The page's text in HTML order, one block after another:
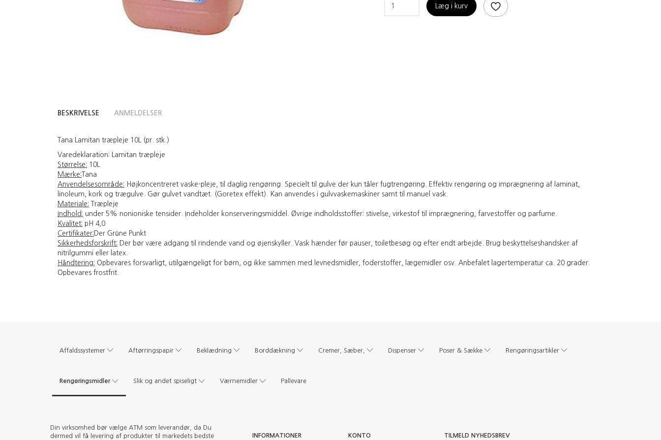
Læg i kurv
BESKRIVELSE ANMELDELSER
Tana Lamitan træpleje 10L (pr. stk.)
Varedeklaration:
Lamitan træpleje
Størrelse: 10L
Mærke:Tana
Anvendelsesområde: Højkoncentreret vaske-pleje, til daglig rengøring. Specielt til gulve der kun tåler fugtrengøring. Effektiv rengøring og imprægnering af laminat,
linoleum, kork og trægulve. Gør gulvet vandtæt. (Goretex effekt). Kan anvendes i gulvvaskemaskiner samt til manuel vask.
Materiale: Træpleje
Indhold: under 5% nonioniske tensider. Indeholder konserveringsmiddel. Øvrige indholdsstoffer: stivelse, virkestof til imprægnering, farvestoffer og parfume.
Kvalitet: pH 4,0
Certifikater: Der Grüne Punkt
Sikkerhedsforskrift: Der bør være adgang til rindende vand og øjenskyller. Vask hænder før pauser, toiletbesøg og efter endt arbejde. Brug beskyttelseshandsker af
nitrilgummi eller latex.
Håndtering: Opbevares forsvarligt, utilgængeligt for børn, og ikke sammen med levnedsmidler, foderstoffer, lægemidler osv. Anbefalet lagertemperatur ca. 20 grader.
Opbevares frostfrit.
Affaldssystemer Aftørringspapir Beklædning Borddækning Cremer, Sæber, Dispenser Poser & Sække Rengøringsartikler
Rengøringsmidler Slik og andet spiseligt Værnemidler Pallevare
Din virksomhed bør vælge ATM som leverandør, da Du
dermed vil få levering af produkter til markedets bedste
INFORMATIONER KONTO TILMELD NYHEDSBREV